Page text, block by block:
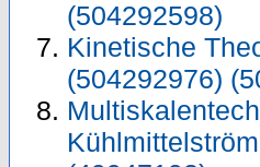
(504292598)
Kinetische
(504292976)